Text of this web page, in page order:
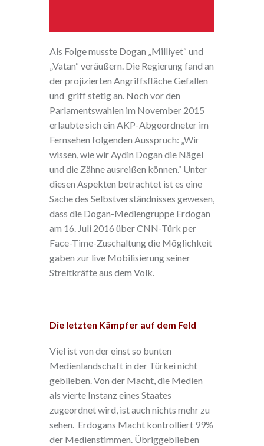
Als Folge musste Dogan „Milliyet“ und
„Vatan“ veräußern. Die Regierung fand an
der projizierten Angriffsfläche Gefallen
und griff stetig an. Noch vor den
Parlamentswahlen im November 2015
erlaubte sich ein AKP-Abgeordneter im
Fernsehen folgenden Ausspruch: „Wir
wissen, wie wir Aydin Dogan die Nägel
und die Zähne ausreißen können.“ Unter
diesen Aspekten betrachtet ist es eine
Sache des Selbstverständnisses gewesen,
dass die Dogan-Mediengruppe Erdogan
am 16. Juli 2016 über CNN-Türk per
Face-Time-Zuschaltung die Möglichkeit
gaben zur live Mobilisierung seiner
Streitkräfte aus dem Volk.
Die letzten Kämpfer auf dem Feld
Viel ist von der einst so bunten
Medienlandschaft in der Türkei nicht
geblieben. Von der Macht, die Medien
als vierte Instanz eines Staates
zugeordnet wird, ist auch nichts mehr zu
sehen. Erdogans Macht kontrolliert 99%
der Medienstimmen. Übriggeblieben